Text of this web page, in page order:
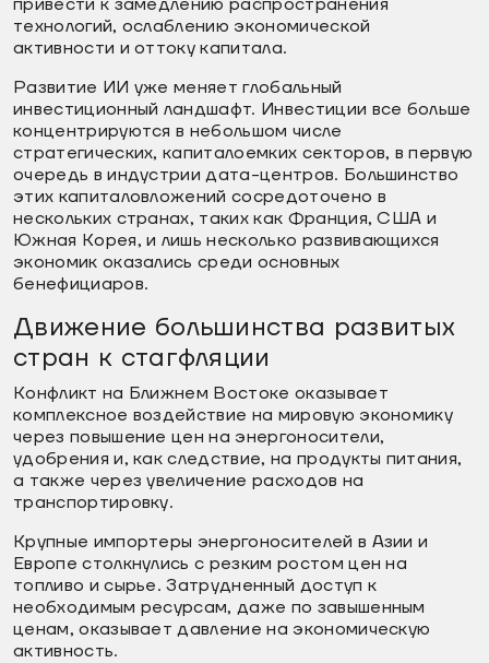
технологий, ослаблению экономической
активности и оттоку капитала.
Развитие ИИ уже меняет глобальный
инвестиционный ландшафт. Инвестиции все больше
концентрируются в небольшом числе
стратегических, капиталоемких секторов, в первую
очередь в индустрии дата-центров. Большинство
этих капиталовложений сосредоточено в
нескольких странах, таких как Франция, США и
Южная Корея, и лишь несколько развивающихся
экономик оказались среди основных
бенефициаров.
Движение большинства развитых
стран к стагфляции
Конфликт на Ближнем Востоке оказывает
комплексное воздействие на мировую экономику
через повышение цен на энергоносители,
удобрения и, как следствие, на продукты питания,
а также через увеличение расходов на
транспортировку.
Крупные импортеры энергоносителей в Азии и
Европе столкнулись с резким ростом цен на
топливо и сырье. Затрудненный доступ к
необходимым ресурсам, даже по завышенным
ценам, оказывает давление на экономическую
активность.